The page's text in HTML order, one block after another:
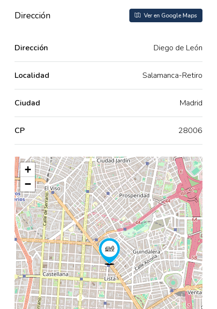
Dirección Ver en Google Maps
Dirección Diego de León
Localidad Salamanca-Retiro
Ciudad Madrid
CP 28006
+
−